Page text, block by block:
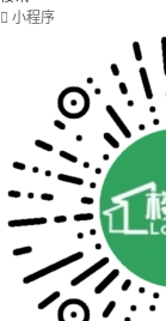
 小程序